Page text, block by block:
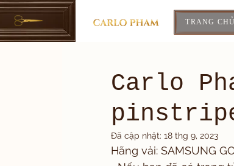
TRANG CHỦ
Carlo
Đã cập nhật: 18 thg 9, 2023
Hãng vải: SAMSUNG